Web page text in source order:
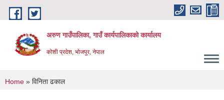
Skip to main content
अरुण गाउँपालिका, गाउँ कार्यपालिकाको कार्यालय
कोशी प्रदेश, भोजपुर, नेपाल
You are here
Home » विनिता ढकाल